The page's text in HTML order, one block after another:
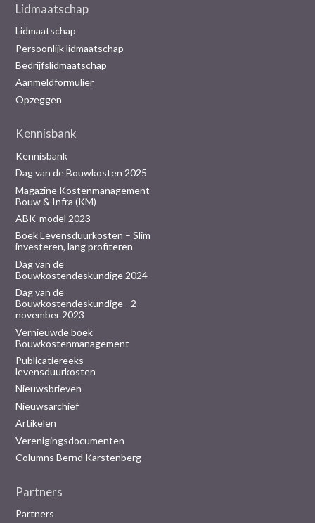
Lidmaatschap
Lidmaatschap
Persoonlijk lidmaatschap
Bedrijfslidmaatschap
Aanmeldformulier
Opzeggen
Kennisbank
Kennisbank
Dag van de Bouwkosten 2025
Magazine Kostenmanagement
Bouw & Infra (KM)
ABK-model 2023
Boek Levensduurkosten – Slim
investeren, lang profiteren
Dag van de
Bouwkostendeskundige 2024
Dag van de
Bouwkostendeskundige - 2
november 2023
Vernieuwde boek
Bouwkostenmanagement
Publicatiereeks
levensduurkosten
Nieuwsbrieven
Nieuwsarchief
Artikelen
Verenigingsdocumenten
Columns Bernd Karstenberg
Partners
Partners